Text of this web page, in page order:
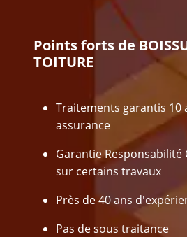
Points forts de
TOITURE
Traitements garantis 10
assurance
Garantie Responsabilité
sur certains travaux
Près de 40 ans
Pas de sous traitance